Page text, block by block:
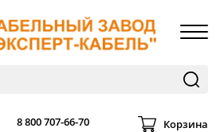
8 800 707-66-70 Корзина